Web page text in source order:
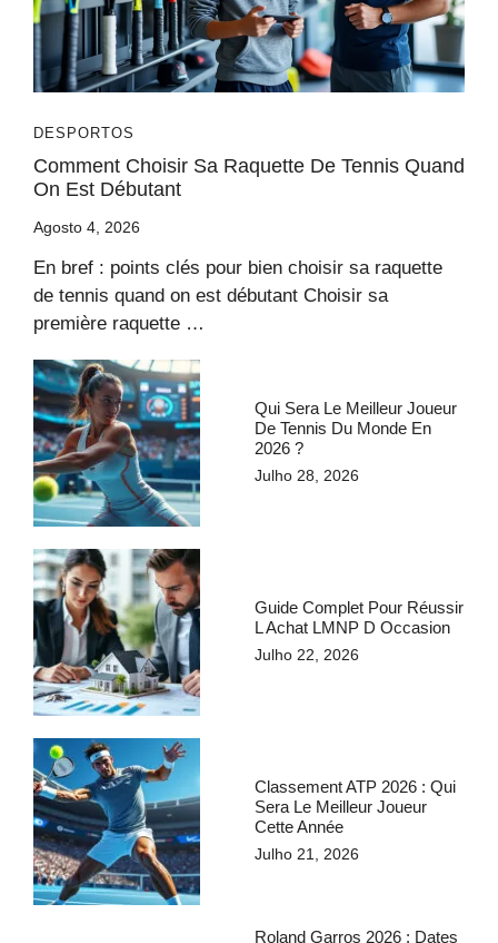
DESPORTOS
Comment Choisir Sa Raquette De Tennis Quand
On Est Débutant
Agosto 4, 2026
En bref : points clés pour bien choisir sa raquette
de tennis quand on est débutant Choisir sa
première raquette …
Qui Sera Le Meilleur Joueur
De Tennis Du Monde En
2026 ?
Julho 28, 2026
Guide Complet Pour Réussir
L Achat LMNP D Occasion
Julho 22, 2026
Classement ATP 2026 : Qui
Sera Le Meilleur Joueur
Cette Année
Julho 21, 2026
Roland Garros 2026 : Dates